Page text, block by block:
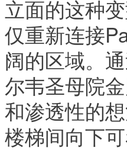
立面的这种
仅重新连接
阔的区域。
尔韦圣母院
和渗透性的
楼梯间向下